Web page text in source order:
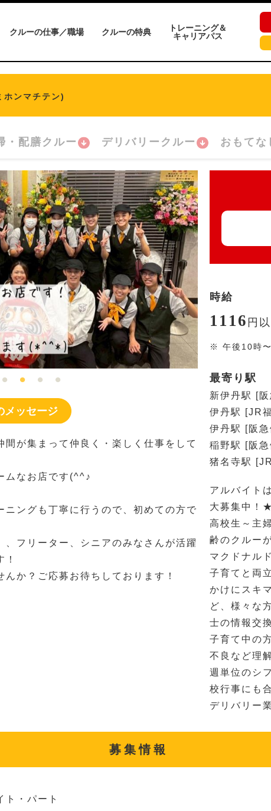
クルーの仕事／職場 クルーの特典
トレーニング＆
キャリアパス
ホンマチテン)
・配膳クルー デリバリークルー おもてな
メッセージ
が集まって仲良く・楽しく仕事をして
ムなお店です(^^♪
ングも丁寧に行うので、初めての方で
フリーター、シニアのみなさんが活躍
か？ご応募お待ちしております！
時給
1116 円
※ 午後10時
最寄り駅
新伊丹駅 [
伊丹駅 [JR
伊丹駅 [阪急
稲野駅 [阪急
猪名寺駅
アルバイト
大募集中！★
高校生～主
齢のクルー
マクドナル
子育てと両
かけにスキ
ど、様々な
士の情報交
子育て中の
不良など理
週単位のシ
校行事にも
デリバリー
募集情報
ト・パート